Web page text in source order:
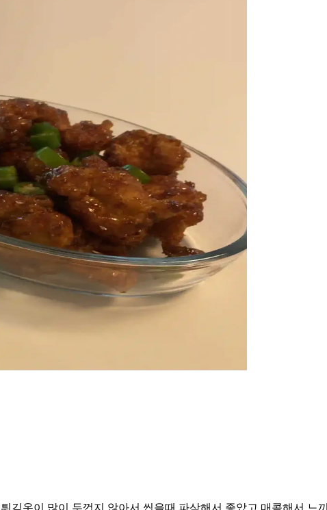
김옷이 많이 두껍지 않아서 씹을때 파삭해서 좋았고 매콤해서